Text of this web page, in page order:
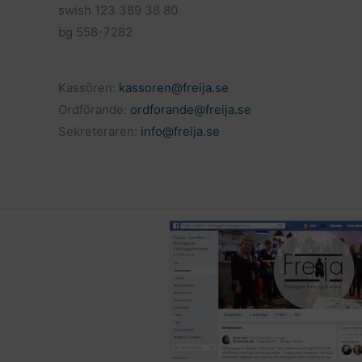
swish 123 389 38 80
bg 558-7282
Kassören: kassoren@freija.se
Ordförande: ordforande@freija.se
Sekreteraren: info@freija.se